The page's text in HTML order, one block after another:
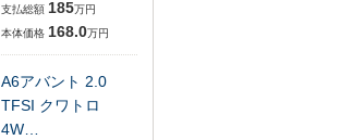
支払総額 185万円
本体価格 168.0万円
A6アバント 2.0
TFSI クワトロ
4W…